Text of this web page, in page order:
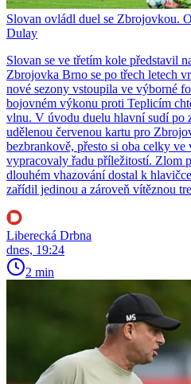
Slovan ovládl duel se Zbrojovkou.
Dulay
Slovan se ve třetím kole představil
Zbrojovka Brno se po třech letech
nové sezony vstoupila ve výborné
bojovném výkonu proti Teplicím
vlnu. V úvodu duelu hlavní sudí po
udělenou červenou kartu pro
bezbrankově, přesto si oba celky
vypracovaly řadu příležitostí. Zlom
dlouhém vhazování dostal k
zařídil jedinou a zároveň vítěznou
Liberecká Drbna
dnes, 19:24
2 min